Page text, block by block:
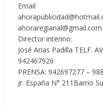
Email:
ahoraregianal@gmail.com
Director interino:
José Arias Padilla TELF.
942467926
PRENSA: 942697277 –
Jr. España N° 211Barrio